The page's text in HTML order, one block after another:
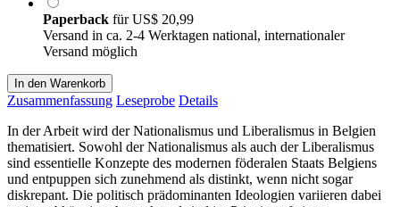
Paperback fürUS$ 20,99
Versand in ca. 2-4 Werktagen national, internationaler
Versand möglich
In den Warenkorb
Zusammenfassung Leseprobe Details
In der Arbeit wird der Nationalismus und Liberalismus in Belgien
thematisiert. Sowohl der Nationalismus als auch der Liberalismus
sind essentielle Konzepte des modernen föderalen Staats Belgiens
und entpuppen sich zunehmend als distinkt, wenn nicht sogar
diskrepant. Die politisch prädominanten Ideologien variieren dabei